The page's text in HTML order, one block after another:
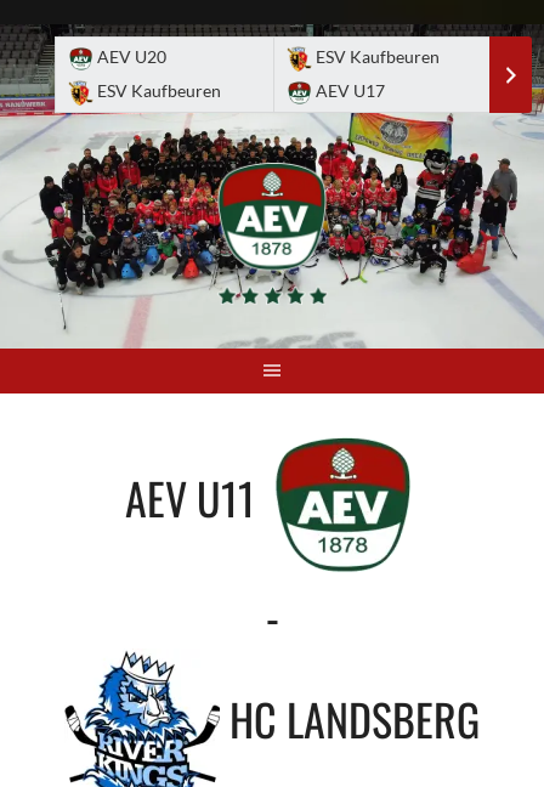
to
content
AEV U20
ESV Kaufbeuren
ESV Kaufbeuren
AEV U17
AEV U11
-
HC LANDSBERG